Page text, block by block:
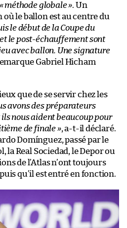
« méthode globale ». Un
le ballon est au centre du
le début de la Coupe du
le post-échauffement sont
avec ballon. Une signature
Gabriel Hicham
que de se servir chez les
avons des préparateurs
nous aident beaucoup pour
de finale », a-t-il déclaré.
Domínguez, passé par le
la Real Sociedad, le Depor ou
de l’Atlas n’ont toujours
qu’il est entré en fonction.